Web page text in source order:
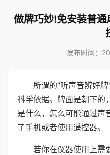
做牌巧妙!免安装普
发布时间：
所谓的"听声音辨好
科学依据。牌面是朝下的
是什么，怎么可能通过声
了手机或者使用遥控器。
若你在仪器使用上需